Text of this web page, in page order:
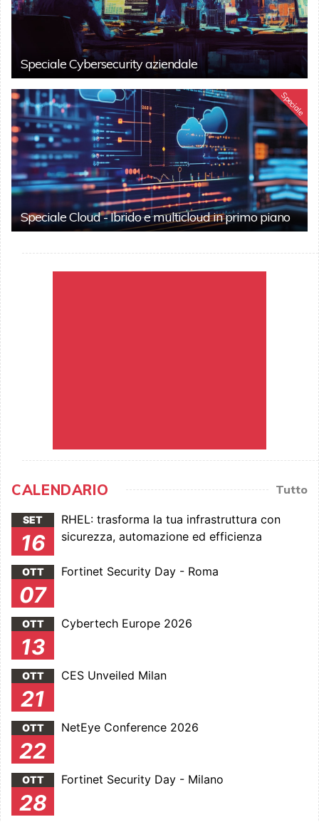
Speciale Cybersecurity aziendale
Speciale
Speciale Cloud - Ibrido e multicloud in primo piano
CALENDARIO Tutto
SET
16
RHEL: trasforma la tua infrastruttura con
sicurezza, automazione ed efficienza
OTT
07
Fortinet Security Day - Roma
OTT
13
Cybertech Europe 2026
OTT
21
CES Unveiled Milan
OTT
22
NetEye Conference 2026
OTT
28
Fortinet Security Day - Milano